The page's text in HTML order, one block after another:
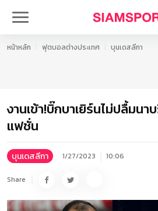
หน้าหลัก ฟุตบอลต่างประเทศ บุนเดสลีกา
งานเข้า!บิ๊กบาเยิร์นไม่ปลื้มนา
แฟชั่น
บุนเดสลีกา 1/27/2023 10:06
Share